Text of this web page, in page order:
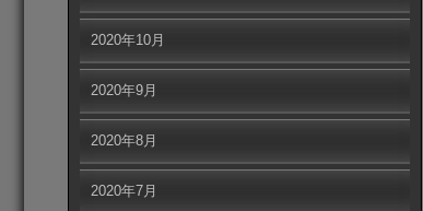
2020年10月
2020年9月
2020年8月
2020年7月